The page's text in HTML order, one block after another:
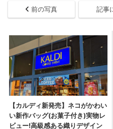
前の写真 記事